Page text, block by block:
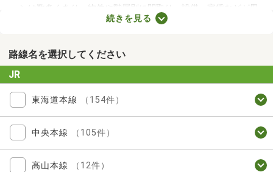
ョンは数多くあり、物件や階層別に間取り・設備・家賃などが異
なります。複数の物件を比較したうえで、希望にあうお部屋を見
ますので、物件の特徴を見比べてみましょう。
続きを見る
路線名を選択してください
JR
東海道本線 （154件）
中央本線 （105件）
高山本線 （12件）